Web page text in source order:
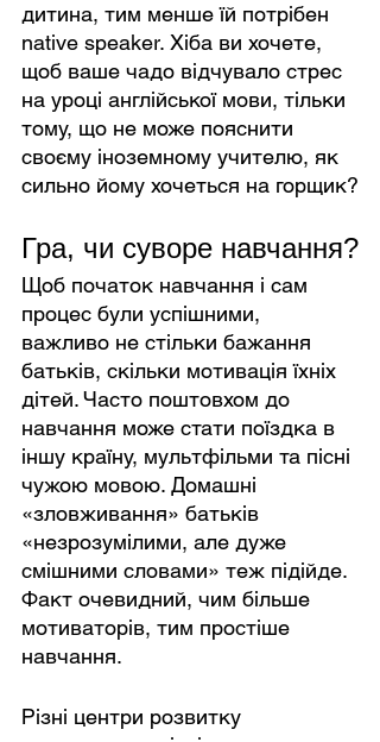
дитина, тим менше їй потрібен
native speaker. Хіба ви хочете,
щоб ваше чадо відчувало стрес
на уроці англійської мови, тільки
тому, що не може пояснити
своєму іноземному учителю, як
сильно йому хочеться на горщик?
Гра, чи суворе навчання?
Щоб початок навчання і сам
процес були успішними,
важливо не стільки бажання
батьків, скільки мотивація їхніх
дітей. Часто поштовхом до
навчання може стати поїздка в
іншу країну, мультфільми та пісні
чужою мовою. Домашні
«зловживання» батьків
«незрозумілими, але дуже
смішними словами» теж підійде.
Факт очевидний, чим більше
мотиваторів, тим простіше
навчання.
Різні центри розвитку